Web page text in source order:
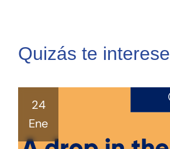
Quizás te interese
24
Ene